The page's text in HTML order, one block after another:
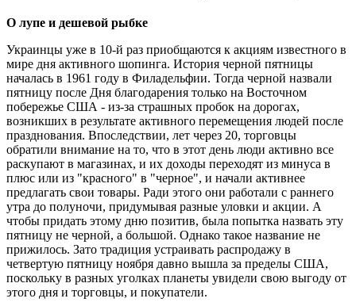
О лупе и дешевой рыбке
Украинцы уже в 10-й раз приобщаются к акциям известного в
мире дня активного шопинга. История черной пятницы
началась в 1961 году в Филадельфии. Тогда черной назвали
пятницу после Дня благодарения только на Восточном
побережье США - из-за страшных пробок на дорогах,
возникших в результате активного перемещения людей после
празднования. Впоследствии, лет через 20, торговцы
обратили внимание на то, что в этот день люди активно все
раскупают в магазинах, и их доходы переходят из минуса в
плюс или из "красного" в "черное", и начали активнее
предлагать свои товары. Ради этого они работали с раннего
утра до полуночи, придумывая разные уловки и акции. А
чтобы придать этому дню позитив, была попытка назвать эту
пятницу не черной, а большой. Однако такое название не
прижилось. Зато традиция устраивать распродажу в
четвертую пятницу ноября давно вышла за пределы США,
поскольку в разных уголках планеты увидели свою выгоду от
этого дня и торговцы, и покупатели.